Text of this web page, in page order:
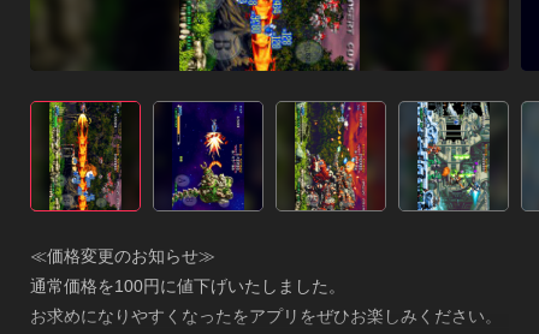
≪価格変更のお知らせ≫
通常価格を100円に値下げいたしました。
お求めになりやすくなったをアプリをぜひお楽しみください。